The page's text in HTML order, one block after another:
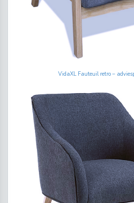
VidaXL Fauteuil retro –